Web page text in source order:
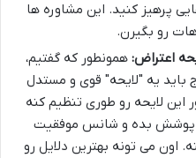
پرهیز کنید. این مشاوره ها
رو بگیرن.
اعتراض: همونطور که گفتیم،
باید یه "لایحه" قوی و مستدل
لایحه رو طوری تنظیم کنه
پوشش بده و شانس موفقیت
اون می تونه بهترین دلایل رو